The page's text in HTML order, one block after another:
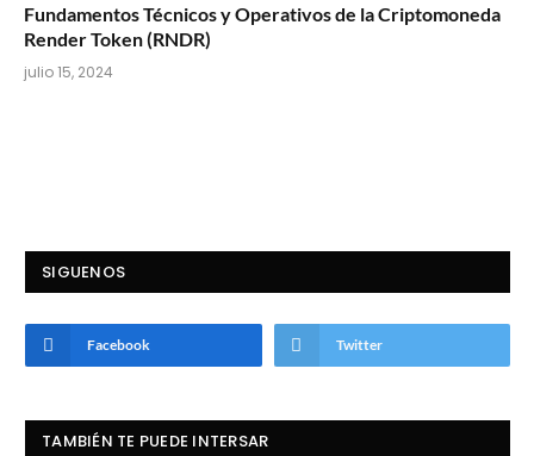
Fundamentos Técnicos y Operativos de la Criptomoneda
Render Token (RNDR)
julio 15, 2024
SIGUENOS
Facebook Twitter
TAMBIÉN TE PUEDE INTERSAR